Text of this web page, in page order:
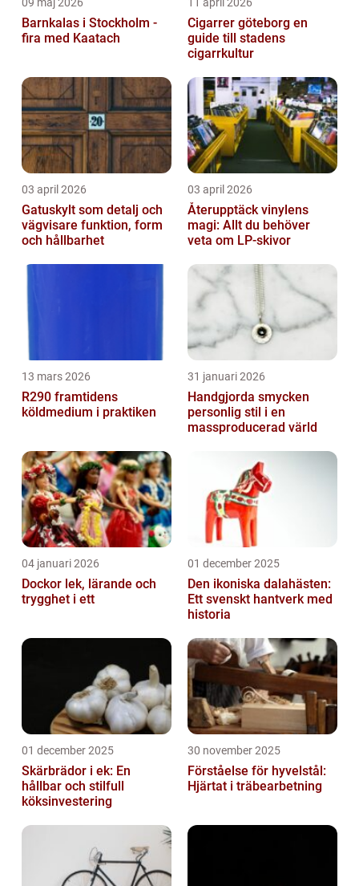
Barnkalas i Stockholm -
fira med Kaatach
Cigarrer göteborg en
guide till stadens
cigarrkultur
03 april 2026
Gatuskylt som detalj och
vägvisare funktion, form
och hållbarhet
03 april 2026
Återupptäck vinylens
magi: Allt du behöver
veta om LP-skivor
13 mars 2026
R290 framtidens
köldmedium i praktiken
31 januari 2026
Handgjorda smycken
personlig stil i en
massproducerad värld
04 januari 2026
Dockor lek, lärande och
trygghet i ett
01 december 2025
Den ikoniska dalahästen:
Ett svenskt hantverk med
historia
01 december 2025
Skärbrädor i ek: En
hållbar och stilfull
köksinvestering
30 november 2025
Förståelse för hyvelstål:
Hjärtat i träbearbetning